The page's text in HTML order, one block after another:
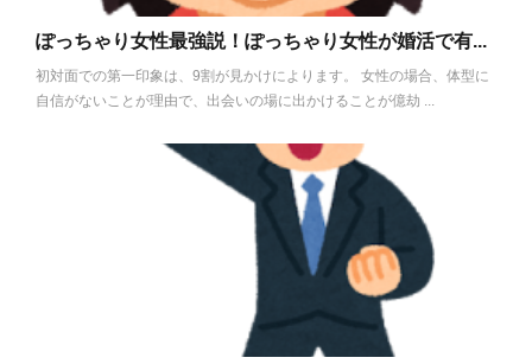
ぽっちゃり女性最強説！ぽっちゃり女性が婚活で有...
初対面での第一印象は、9割が見かけによります。 女性の場合、体型に
自信がないことが理由で、出会いの場に出かけることが億劫 ...